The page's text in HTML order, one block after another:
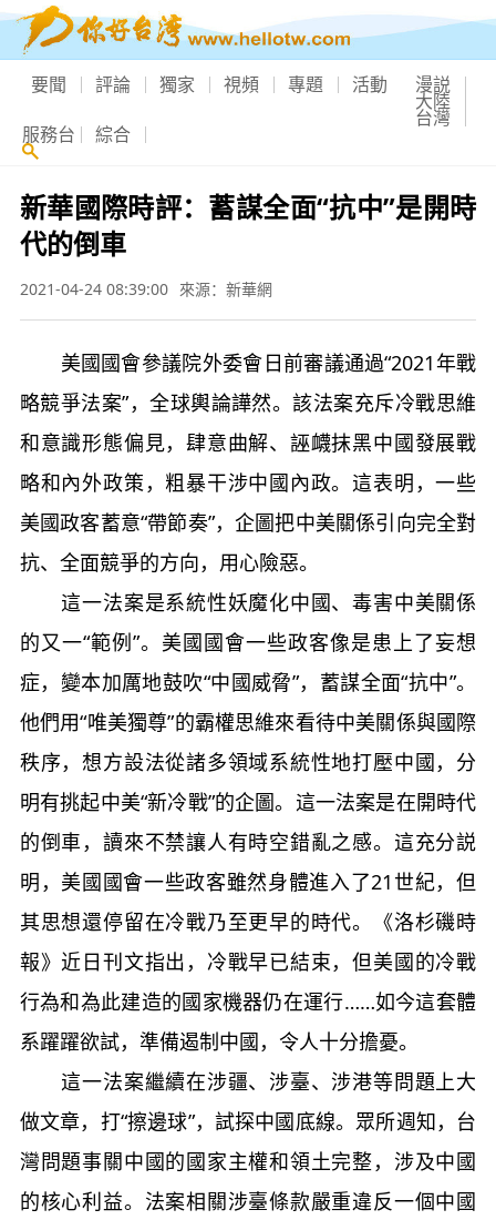
要聞 評論 獨家 視頻 專題 活動 漫説
大陸
台灣
服務台 綜合
新華國際時評：蓄謀全面“抗中”是開時
代的倒車
2021-04-24 08:39:00 來源：新華網
美國國會參議院外委會日前審議通過“2021年戰
略競爭法案”，全球輿論譁然。該法案充斥冷戰思維
和意識形態偏見，肆意曲解、誣衊抹黑中國發展戰
略和內外政策，粗暴干涉中國內政。這表明，一些
美國政客蓄意“帶節奏”，企圖把中美關係引向完全對
抗、全面競爭的方向，用心險惡。
這一法案是系統性妖魔化中國、毒害中美關係
的又一“範例”。美國國會一些政客像是患上了妄想
症，變本加厲地鼓吹“中國威脅”，蓄謀全面“抗中”。
他們用“唯美獨尊”的霸權思維來看待中美關係與國際
秩序，想方設法從諸多領域系統性地打壓中國，分
明有挑起中美“新冷戰”的企圖。這一法案是在開時代
的倒車，讀來不禁讓人有時空錯亂之感。這充分説
明，美國國會一些政客雖然身體進入了21世紀，但
其思想還停留在冷戰乃至更早的時代。《洛杉磯時
報》近日刊文指出，冷戰早已結束，但美國的冷戰
行為和為此建造的國家機器仍在運行……如今這套體
系躍躍欲試，準備遏制中國，令人十分擔憂。
這一法案繼續在涉疆、涉臺、涉港等問題上大
做文章，打“擦邊球”，試探中國底線。眾所週知，台
灣問題事關中國的國家主權和領土完整，涉及中國
的核心利益。法案相關涉臺條款嚴重違反一個中國